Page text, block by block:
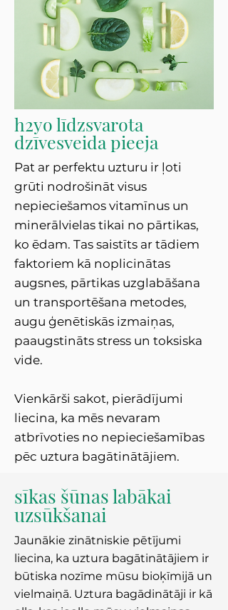
h2yo līdzsvarota
dzīvesveida pieeja
Pat ar perfektu uzturu ir ļoti
grūti nodrošināt visus
nepieciešamos vitamīnus un
minerālvielas tikai no pārtikas,
ko ēdam. Tas saistīts ar tādiem
faktoriem kā noplicinātas
augsnes, pārtikas uzglabāšana
un transportēšana metodes,
augu ģenētiskās izmaiņas,
paaugstināts stress un toksiska
vide.
Vienkārši sakot, pierādījumi
liecina, ka mēs nevaram
atbrīvoties no nepieciešamības
pēc uztura bagātinātājiem.
sīkas šūnas labākai
uzsūkšanai
Jaunākie zinātniskie pētījumi
liecina, ka uztura bagātinātājiem ir
būtiska nozīme mūsu bioķīmijā un
vielmaiņā. Uztura bagādinātāji ir kā